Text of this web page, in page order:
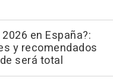
en España?:
y recomendados
será total